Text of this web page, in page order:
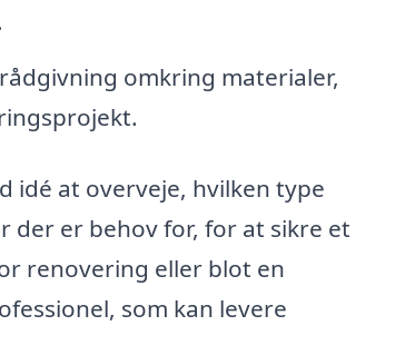
omkring materialer,
idé at overveje, hvilken type
der er behov for, for at sikre et
renovering eller blot en
som kan levere